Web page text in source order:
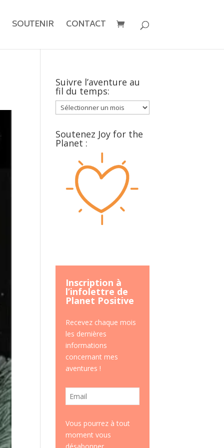
SOUTENIR CONTACT
Suivre l’aventure au
fil du temps:
Suivre
l’aventure
au
fil
Soutenez Joy for the
Planet :
Inscription à
l’infolettre de
Planet Positive
Recevez chaque mois
les dernières
informations
concernant mes
aventures !
Vous pourrez à tout
moment vous